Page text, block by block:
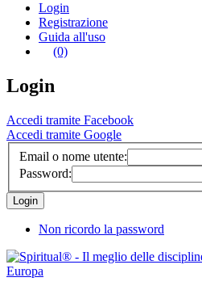
Login
Registrazione
Guida all'uso
(0)
Login
Accedi tramite Facebook
Accedi tramite Google
Email o nome utente:
Password:
Non ricordo la password